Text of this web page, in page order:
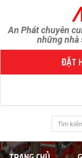
An Phát chuyên
những nhà
ĐẶT